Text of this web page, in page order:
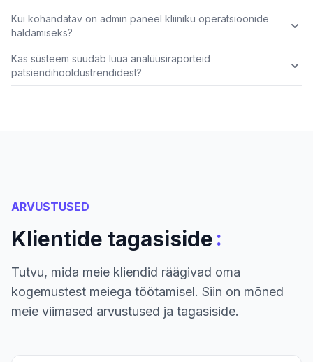
Kui kohandatav on admin paneel kliiniku operatsioonide
haldamiseks?
Kas süsteem suudab luua analüüsiraporteid
patsiendihooldustrendidest?
ARVUSTUSED
Klientide tagasiside:
Tutvu, mida meie kliendid räägivad oma
kogemustest meiega töötamisel. Siin on mõned
meie viimased arvustused ja tagasiside.